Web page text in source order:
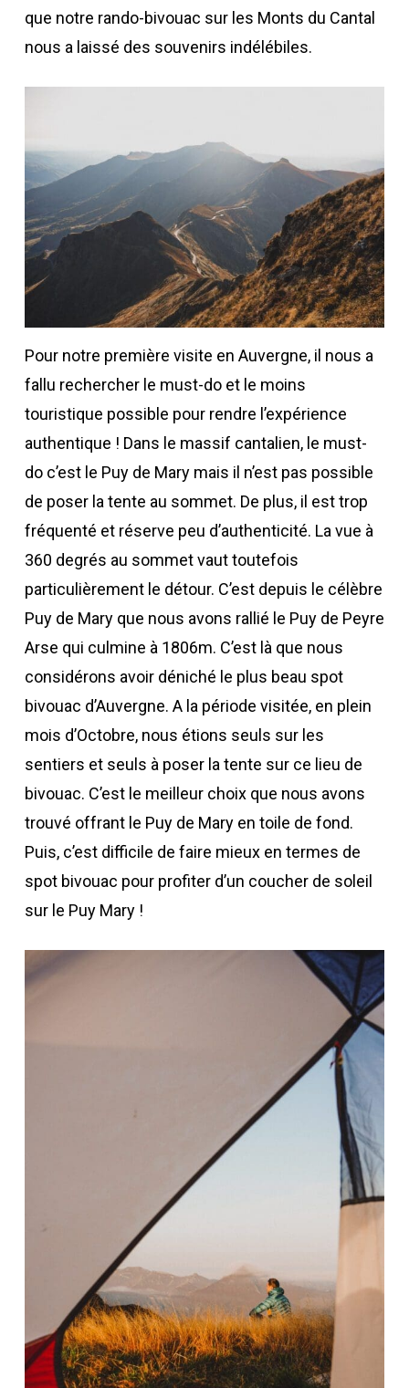
que notre rando-bivouac sur les Monts du Cantal
nous a laissé des souvenirs indélébiles.
Pour notre première visite en Auvergne, il nous a
fallu rechercher le must-do et le moins
touristique possible pour rendre l’expérience
authentique ! Dans le massif cantalien, le must-
do c’est le Puy de Mary mais il n’est pas possible
de poser la tente au sommet. De plus, il est trop
fréquenté et réserve peu d’authenticité. La vue à
360 degrés au sommet vaut toutefois
particulièrement le détour. C’est depuis le célèbre
Puy de Mary que nous avons rallié le Puy de Peyre
Arse qui culmine à 1806m. C’est là que nous
considérons avoir déniché le plus beau spot
bivouac d’Auvergne. A la période visitée, en plein
mois d’Octobre, nous étions seuls sur les
sentiers et seuls à poser la tente sur ce lieu de
bivouac. C’est le meilleur choix que nous avons
trouvé offrant le Puy de Mary en toile de fond.
Puis, c’est difficile de faire mieux en termes de
spot bivouac pour profiter d’un coucher de soleil
sur le Puy Mary !